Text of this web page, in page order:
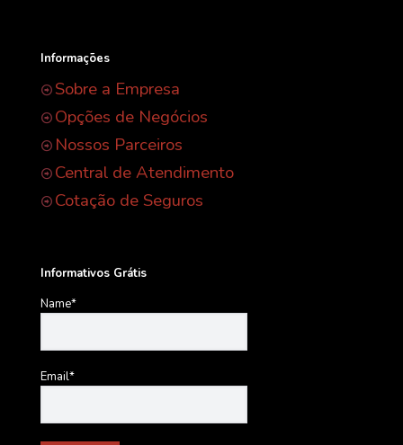
Informações
Sobre a Empresa
Opções de Negócios
Nossos Parceiros
Central de Atendimento
Cotação de Seguros
Informativos Grátis
Name*
Email*